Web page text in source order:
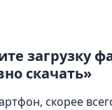
загрузку
скачать»
скорее